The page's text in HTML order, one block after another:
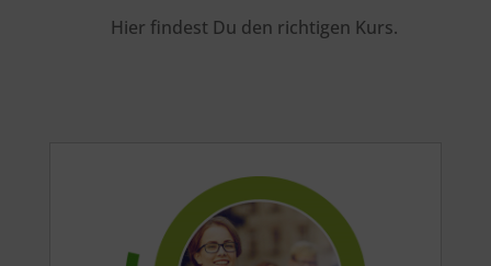
Hier findest Du den richtigen Kurs.